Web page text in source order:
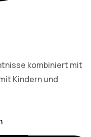
kombiniert mit
Kindern und